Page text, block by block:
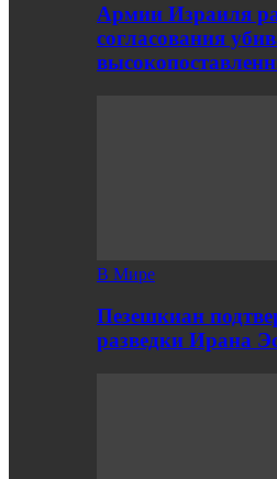
Армии Израиля
согласования
В Мире
Пезешкиан
разведки Ирана